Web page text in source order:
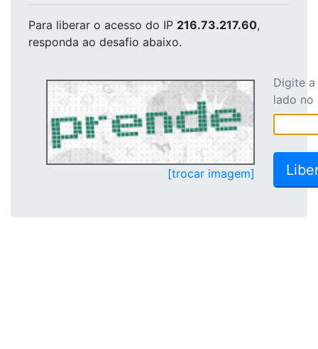
Para liberar o acesso do IP 216.73.217.60,
responda ao desafio abaixo.
[trocar imagem]
Digite
lado no